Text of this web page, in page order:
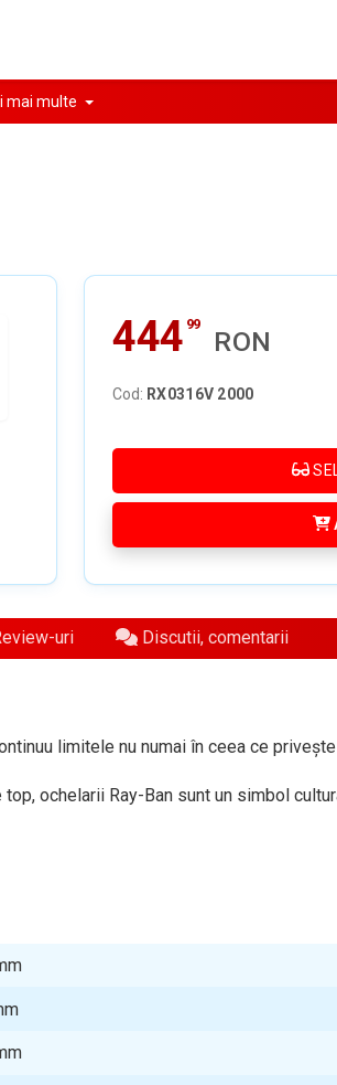
mai multe
444 99
RON
Cod: RX0316V 2000
uri Discutii, comentarii
limitele nu numai în ceea ce
ochelarii Ray-Ban sunt un simbol